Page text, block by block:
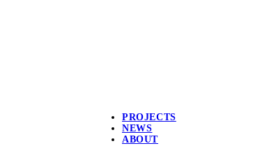
PROJECTS
NEWS
ABOUT